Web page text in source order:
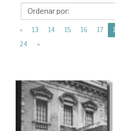
>
Historia
de
Edad
Contemporánea
>
« 13 14 15 16 17
24
»